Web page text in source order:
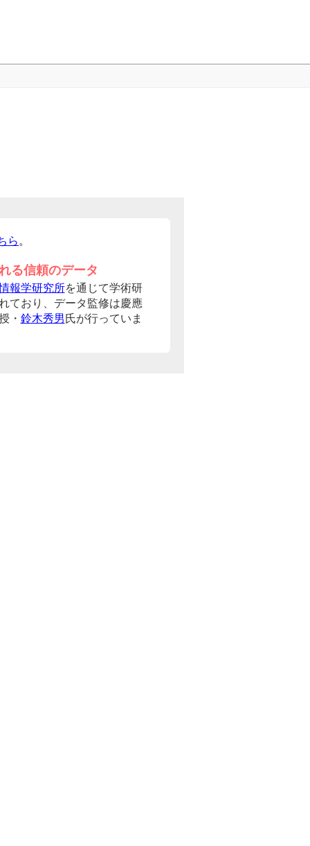
ら 。
る信頼のデータ
報学研究所を通じて学術研
ており、データ監修は慶應
・ 鈴木秀男 氏が行っていま